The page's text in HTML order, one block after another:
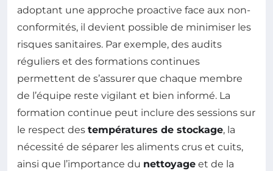
adoptant une approche proactive face aux non-
conformités, il devient possible de minimiser les
risques sanitaires. Par exemple, des audits
réguliers et des formations continues
permettent de s’assurer que chaque membre
de l’équipe reste vigilant et bien informé. La
formation continue peut inclure des sessions sur
le respect des températures de stockage, la
nécessité de séparer les aliments crus et cuits,
ainsi que l’importance du nettoyage et de la